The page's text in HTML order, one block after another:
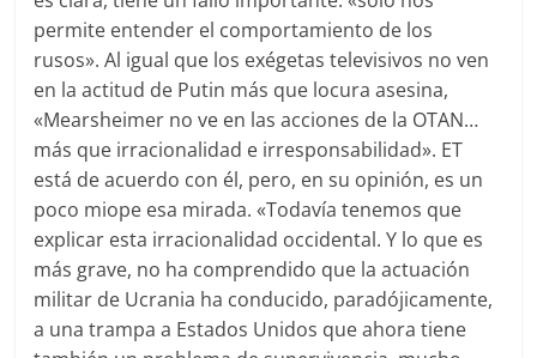
permite entender el comportamiento de los
rusos». Al igual que los exégetas televisivos no ven
en la actitud de Putin más que locura asesina,
«Mearsheimer no ve en las acciones de la OTAN…
más que irracionalidad e irresponsabilidad». ET
está de acuerdo con él, pero, en su opinión, es un
poco miope esa mirada. «Todavía tenemos que
explicar esta irracionalidad occidental. Y lo que es
más grave, no ha comprendido que la actuación
militar de Ucrania ha conducido, paradójicamente,
a una trampa a Estados Unidos que ahora tiene